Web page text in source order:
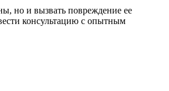
но и вызвать повреждение ее
консультацию с опытным